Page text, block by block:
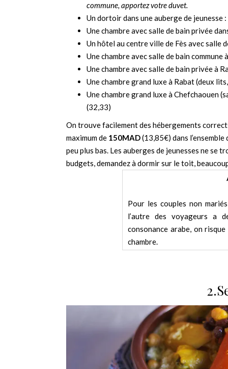
commune, apportez votre duvet.
Un dortoir dans une auberge de jeunesse
Une chambre avec salle de bain privée
Un hôtel au centre ville de Fès avec salle
Une chambre avec salle de bain commune
Une chambre avec salle de bain privée à
Une chambre grand luxe à Rabat (deux
Une chambre grand luxe à Chefchaouen
(32,33)
On trouve facilement des hébergements
maximum de 150MAD(13,85€) dans
peu plus bas. Les auberges de jeunesses ne
budgets, demandez à dormir sur le toit,
Pour les couples non
l’autre des voyageurs a
consonance arabe, on
chambre.